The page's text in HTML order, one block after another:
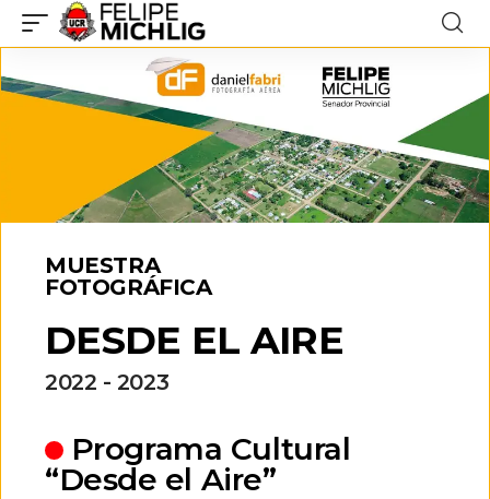
MUESTRA
FOTOGRÁFICA
DESDE EL AIRE
2022 - 2023
Programa Cultural
“Desde el Aire”